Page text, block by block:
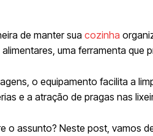
de manter sua cozinha
uma ferramenta que
o equipamento facilita a
e a atração de pragas nas
o assunto? Neste post, vamos